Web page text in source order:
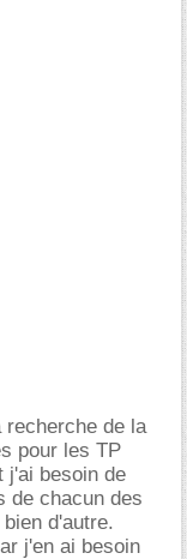
recherche de la
pour les TP
j'ai besoin de
de chacun des
d'autre.
j'en ai besoin